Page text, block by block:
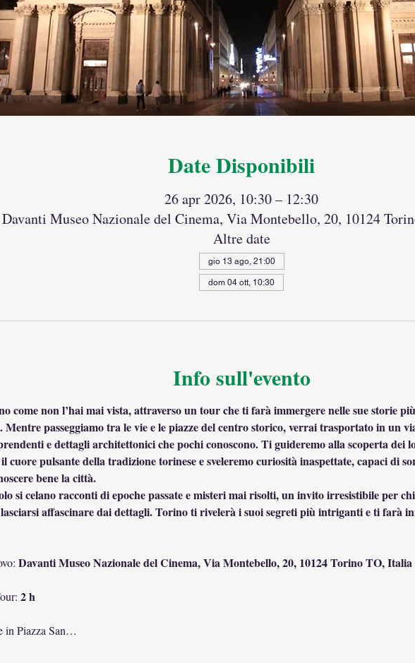
Date Disponibili
26 apr 2026, 10:30 – 12:30
Davanti Museo Nazionale del Cinema, Via Montebello, 20, 10124
Altre date
gio 13 ago, 21:00
dom 04 ott, 10:30
Info sull'evento
come non l’hai mai vista, attraverso un tour che ti farà immergere nelle sue storie
Mentre passeggiamo tra le vie e le piazze del centro storico, verrai trasportato in un
e dettagli architettonici che pochi conoscono. Ti guideremo alla scoperta dei
cuore pulsante della tradizione torinese e sveleremo curiosità inaspettate, capaci di
bene la città.
si celano racconti di epoche passate e misteri mai risolti, un invito irresistibile per
affascinare dai dettagli. Torino ti rivelerà i suoi segreti più intriganti e ti farà
Davanti Museo Nazionale del Cinema, Via Montebello, 20, 10124 Torino TO, Italia
2 h
in Piazza San…